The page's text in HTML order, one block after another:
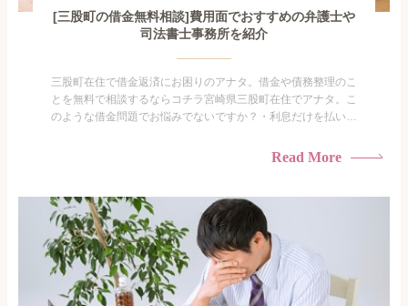
[三股町の借金無料相談]費用面でおすすめの弁護士や
司法書士事務所を紹介
三股町在住で借金返済にお困りのアナタ。借金や債務整理のこ
とを無料で相談するならコチラ宮崎県三股町在住でアナタ。こ
のような借金問題でお悩みでないですか？・利息だけを払い続
られたくない・借金の催促、取り立てで憂鬱になる。・闇金に
がありま...
Read More